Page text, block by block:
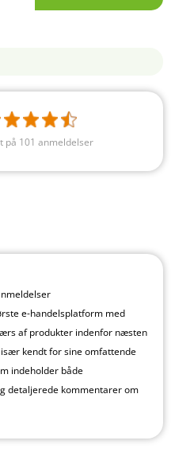
på 101 anmeldelser
e-handelsplatform med
af produkter indenfor næsten
kendt for sine omfattende
indeholder både
detaljerede kommentarer om